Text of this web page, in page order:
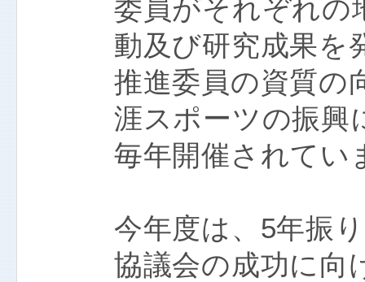
委員がそれぞれの
動及び研究成果を
推進委員の資質の
涯スポーツの振興
毎年開催されてい
今年度は、5年振
協議会の成功に向